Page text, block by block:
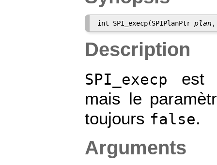
int SPI_execp(SPIPlanPtr plan ,
Description
SPI_execp est
mais le
toujours false.
Arguments